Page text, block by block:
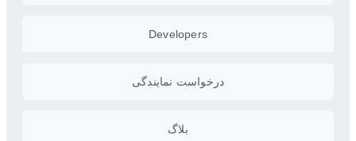
Developers
درخواست نمایندگی
بلاگ